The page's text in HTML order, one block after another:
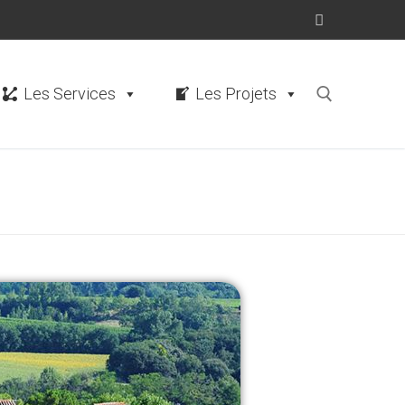
Les Services Les Projets